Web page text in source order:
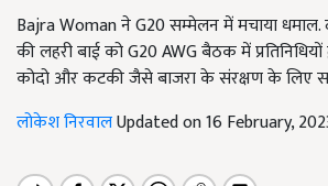
Bajra Woman ने G20 सम्मेलन में मचाया
की लहरी बाई को G20 AWG बैठक में प्रतिनिधियों
कोदो और कटकी जैसे बाजरा के संरक्षण के लिए
लोकेश निरवालUpdated on 16 February,